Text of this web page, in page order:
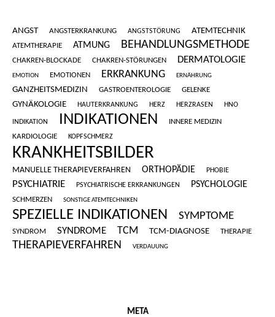
ANGST ANGSTERKRANKUNG ANGSTSTÖRUNG ATEMTECHNIK
ATEMTHERAPIE ATMUNG BEHANDLUNGSMETHODE
CHAKREN-BLOCKADE CHAKREN-STÖRUNGEN DERMATOLOGIE
EMOTION EMOTIONEN ERKRANKUNG ERNÄHRUNG
GANZHEITSMEDIZIN GASTROENTEROLOGIE GELENKE
GYNÄKOLOGIE HAUTERKRANKUNG HERZ HERZRASEN HNO
INDIKATION INDIKATIONEN
INNERE MEDIZIN
KARDIOLOGIE
KOPFSCHMERZ
KRANKHEITSBILDER
MANUELLE THERAPIEVERFAHREN ORTHOPÄDIE PHOBIE
PSYCHIATRIE PSYCHIATRISCHE ERKRANKUNGEN PSYCHOLOGIE
SCHMERZEN SONSTIGE ATEMTECHNIKEN
SPEZIELLE INDIKATIONEN SYMPTOME
SYNDROM SYNDROME TCM TCM-DIAGNOSE THERAPIE
THERAPIEVERFAHREN VERDAUUNG
META